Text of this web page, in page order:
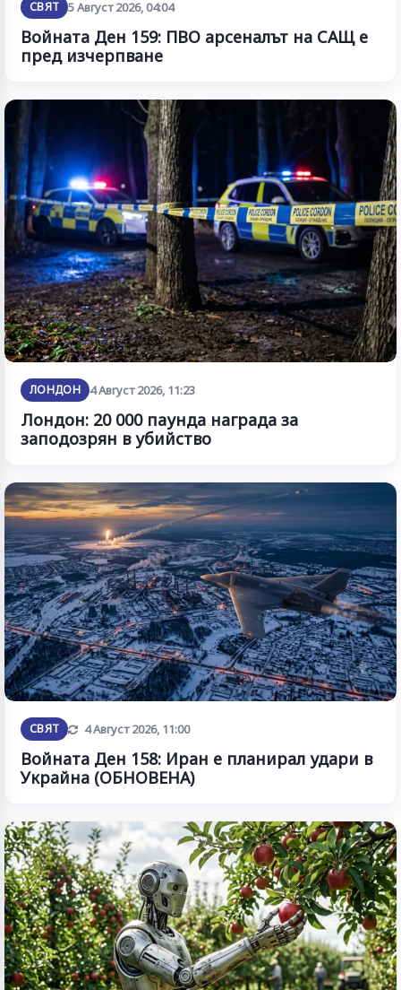
СВЯТ 5 Август 2026, 04:04
Войната Ден 159: ПВО арсеналът на САЩ е
пред изчерпване
ЛОНДОН 4 Август 2026, 11:23
Лондон: 20 000 паунда награда за
заподозрян в убийство
СВЯТ Обновена
4 Август 2026, 11:00
Войната Ден 158: Иран е планирал удари в
Украйна (ОБНОВЕНА)